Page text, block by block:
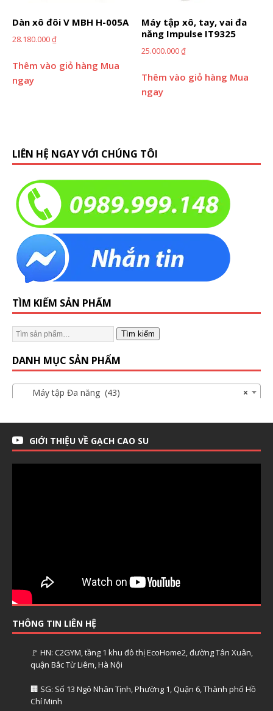
Dàn xô đôi V MBH H-005A
28.180.000₫
Thêm vào giỏ hàng Mua
ngay
Máy tập xô, tay, vai đa
năng Impulse IT9325
25.000.000₫
Thêm vào giỏ hàng Mua
ngay
LIÊN HỆ NGAY VỚI CHÚNG TÔI
TÌM KIẾM SẢN PHẨM
Tìm kiếm
DANH MỤC SẢN PHẨM
×
Máy tập Đa năng (43)
GIỚI THIỆU VỀ GẠCH CAO SU
THÔNG TIN LIÊN HỆ
🚩 HN: C2GYM, tầng 1 khu đô thị EcoHome2, đường Tân Xuân,
quận Bắc Từ Liêm, Hà Nội
🏢 SG: Số 13 Ngô Nhân Tịnh, Phường 1, Quận 6, Thành phố Hồ
Chí Minh